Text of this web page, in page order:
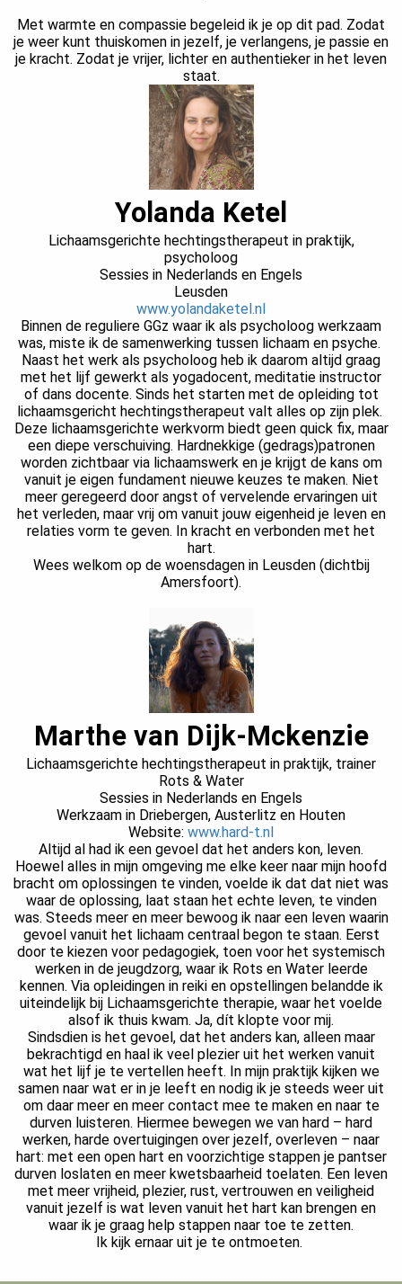
Met warmte en compassie begeleid ik je op dit pad. Zodat
je weer kunt thuiskomen in jezelf, je verlangens, je passie en
je kracht. Zodat je vrijer, lichter en authentieker in het leven
staat.
Yolanda Ketel
Lichaamsgerichte hechtingstherapeut in praktijk,
psycholoog
Sessies in Nederlands en Engels
Leusden
www.yolandaketel.nl
Binnen de reguliere GGz waar ik als psycholoog werkzaam
was, miste ik de samenwerking tussen lichaam en psyche.
Naast het werk als psycholoog heb ik daarom altijd graag
met het lijf gewerkt als yogadocent, meditatie instructor
of dans docente. Sinds het starten met de opleiding tot
lichaamsgericht hechtingstherapeut valt alles op zijn plek.
Deze lichaamsgerichte werkvorm biedt geen quick fix, maar
een diepe verschuiving. Hardnekkige (gedrags)patronen
worden zichtbaar via lichaamswerk en je krijgt de kans om
vanuit je eigen fundament nieuwe keuzes te maken. Niet
meer geregeerd door angst of vervelende ervaringen uit
het verleden, maar vrij om vanuit jouw eigenheid je leven en
relaties vorm te geven. In kracht en verbonden met het
hart.
Wees welkom op de woensdagen in Leusden (dichtbij
Amersfoort).
Marthe van Dijk-Mckenzie
Lichaamsgerichte hechtingstherapeut in praktijk, trainer
Rots & Water
Sessies in Nederlands en Engels
Werkzaam in Driebergen, Austerlitz en Houten
Website: www.hard-t.nl
Altijd al had ik een gevoel dat het anders kon, leven.
Hoewel alles in mijn omgeving me elke keer naar mijn hoofd
bracht om oplossingen te vinden, voelde ik dat dat niet was
waar de oplossing, laat staan het echte leven, te vinden
was. Steeds meer en meer bewoog ik naar een leven waarin
gevoel vanuit het lichaam centraal begon te staan. Eerst
door te kiezen voor pedagogiek, toen voor het systemisch
werken in de jeugdzorg, waar ik Rots en Water leerde
kennen. Via opleidingen in reiki en opstellingen belandde ik
uiteindelijk bij Lichaamsgerichte therapie, waar het voelde
alsof ik thuis kwam. Ja, dít klopte voor mij.
Sindsdien is het gevoel, dat het anders kan, alleen maar
bekrachtigd en haal ik veel plezier uit het werken vanuit
wat het lijf je te vertellen heeft. In mijn praktijk kijken we
samen naar wat er in je leeft en nodig ik je steeds weer uit
om daar meer en meer contact mee te maken en naar te
durven luisteren. Hiermee bewegen we van hard – hard
werken, harde overtuigingen over jezelf, overleven – naar
hart: met een open hart en voorzichtige stappen je pantser
durven loslaten en meer kwetsbaarheid toelaten. Een leven
met meer vrijheid, plezier, rust, vertrouwen en veiligheid
vanuit jezelf is wat leven vanuit het hart kan brengen en
waar ik je graag help stappen naar toe te zetten.
Ik kijk ernaar uit je te ontmoeten.